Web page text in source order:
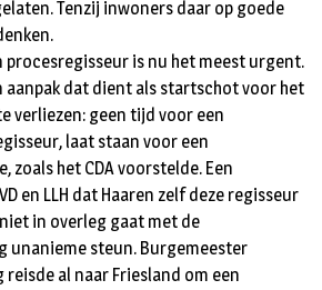
Tenzij inwoners daar op goede
procesregisseur is nu het meest urgent.
aanpak dat dient als startschot voor het
verliezen: geen tijd voor een
laat staan voor een
zoals het CDA voorstelde. Een
en LLH dat Haaren zelf deze regisseur
in overleg gaat met de
unanieme steun. Burgemeester
al naar Friesland om een